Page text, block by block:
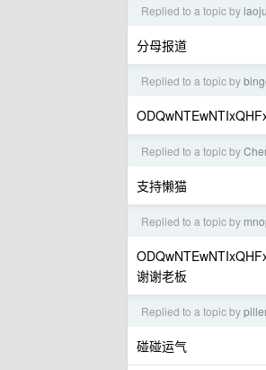
Replied to a topic by
分母报道
Replied to a topic by
Replied to a topic by
支持懒猫
Replied to a topic by
谢谢老板
Replied to a topic by
碰碰运气